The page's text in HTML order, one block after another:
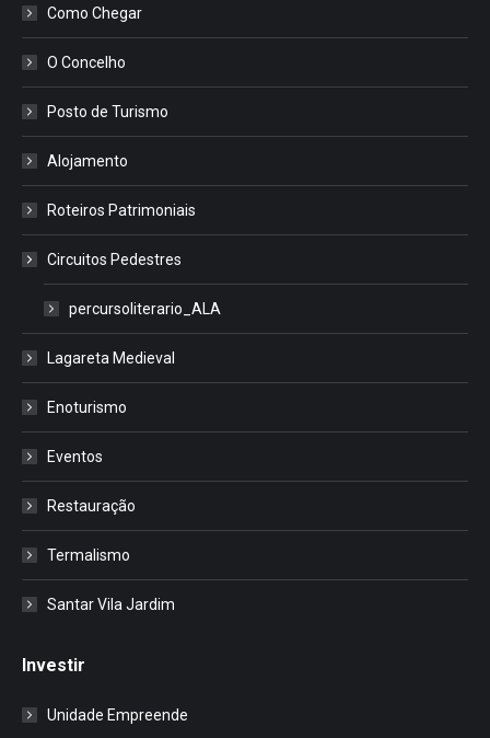
Como Chegar
O Concelho
Posto de Turismo
Alojamento
Roteiros Patrimoniais
Circuitos Pedestres
percursoliterario_ALA
Lagareta Medieval
Enoturismo
Eventos
Restauração
Termalismo
Santar Vila Jardim
Investir
Unidade Empreende